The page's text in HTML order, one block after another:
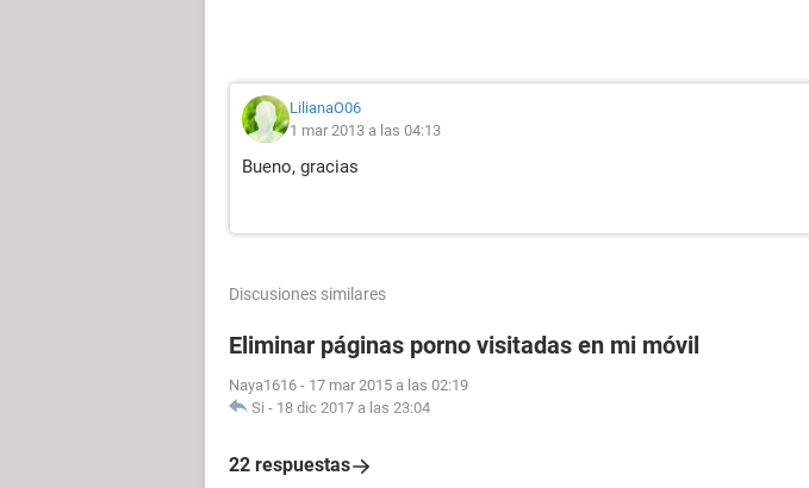
LilianaO06
1 mar 2013 a las 04:13
Bueno, gracias
Discusiones similares
Eliminar páginas porno visitadas en mi móvil
Naya1616 - 17 mar 2015 a las 02:19
Si - 18 dic 2017 a las 23:04
22 respuestas